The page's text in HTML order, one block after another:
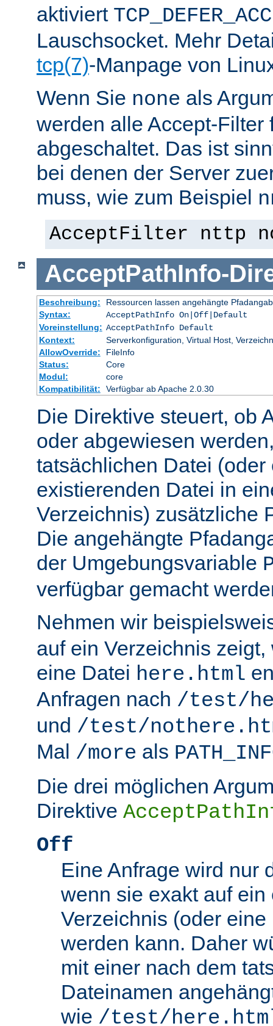
aktiviert
Lauschsocket. Mehr
tcp(7)-Manpage von
Wenn Sie none als
werden alle Accept-Filter
abgeschaltet. Das ist
bei denen der Server
muss, wie zum Beispiel
AcceptFilter nttp
AcceptPathInfo-
Beschreibung:
Ressourcen lassen angehängte
Syntax:
AcceptPathInfo On|Off|Default
Voreinstellung: AcceptPathInfo Default
Kontext:
Serverkonfiguration, Virtual Host,
AllowOverride:
FileInfo
Status:
Core
Modul:
core
Kompatibilität:
Verfügbar ab Apache 2.0.30
Die Direktive steuert, ob
oder abgewiesen
tatsächlichen Datei (oder
existierenden Datei in
Verzeichnis) zusätzliche
Die angehängte
der Umgebungsvariable
verfügbar gemacht
Nehmen wir
auf ein Verzeichnis
eine Datei here.html
Anfragen nach /test/
und /test/
Mal /more als
Die drei möglichen
Direktive
Off
Eine Anfrage wird nur
wenn sie exakt auf
Verzeichnis (oder
werden kann. Daher
mit einer nach dem
Dateinamen
wie /test/